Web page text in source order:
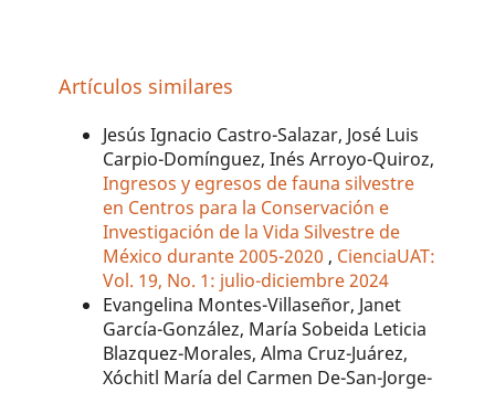
Artículos similares
Jesús Ignacio Castro-Salazar, José Luis
Carpio-Domínguez, Inés Arroyo-Quiroz,
Ingresos y egresos de fauna silvestre
en Centros para la Conservación e
Investigación de la Vida Silvestre de
México durante 2005-2020, CienciaUAT:
Vol. 19, No. 1: julio-diciembre 2024
Evangelina Montes-Villaseñor, Janet
García-González, María Sobeida Leticia
Blazquez-Morales, Alma Cruz-Juárez,
Xóchitl María del Carmen De-San-Jorge-